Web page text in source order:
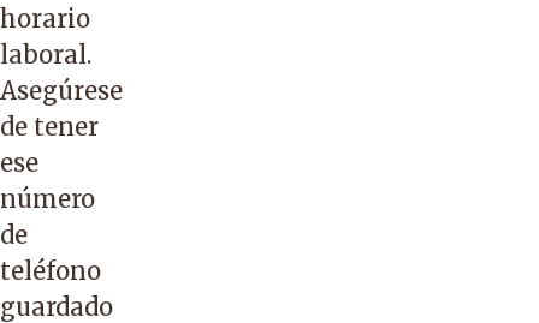
horario
laboral.
Asegúrese
de tener
ese
número
de
teléfono
guardado